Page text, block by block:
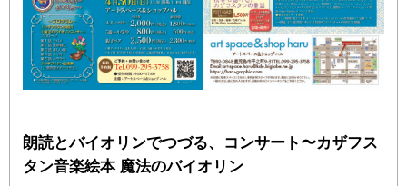
朗読とバイオリンでつづる、コンサート〜カザフス
タン音楽絵本 魔法のバイオリン